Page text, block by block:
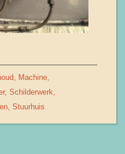
Machine
Schilderwerk
Stuurhuis